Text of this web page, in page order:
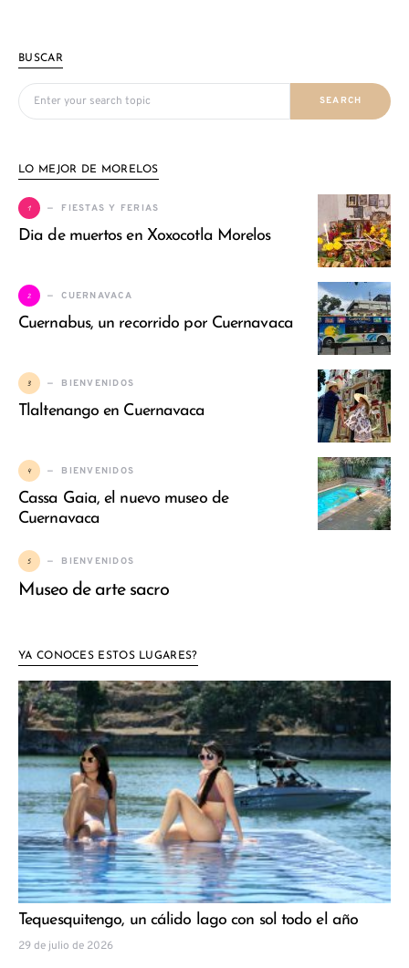
BUSCAR
Search for:
SEARCH
LO MEJOR DE MORELOS
1 FIESTAS Y FERIAS
Dia de muertos en Xoxocotla Morelos
2 CUERNAVACA
Cuernabus, un recorrido por Cuernavaca
3 BIENVENIDOS
Tlaltenango en Cuernavaca
4 BIENVENIDOS
Cassa Gaia, el nuevo museo de
Cuernavaca
5 BIENVENIDOS
Museo de arte sacro
YA CONOCES ESTOS LUGARES?
Tequesquitengo, un cálido lago con sol todo el año
29 de julio de 2026